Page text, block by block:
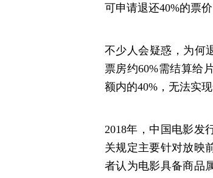
可申请退还40%的票
不少人会疑惑，为何
票房约60%需结算给
额内的40%，无法实现
2018年，中国电影发
关规定主要针对放映
者认为电影具备商品